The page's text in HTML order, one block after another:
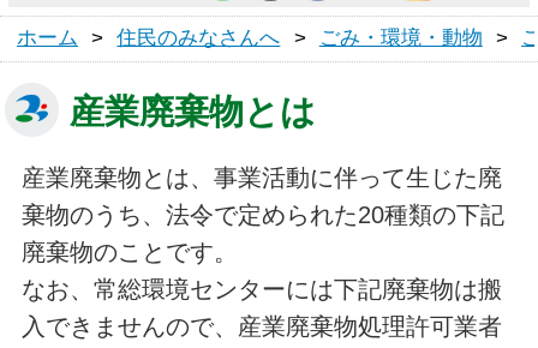
ホーム > 住民のみなさんへ > ごみ・環境・動物 >
産業廃棄物とは
産業廃棄物とは、事業活動に伴って生じた廃
棄物のうち、法令で定められた20種類の下記
廃棄物のことです。
なお、常総環境センターには下記廃棄物は搬
入できませんので、産業廃棄物処理許可業者